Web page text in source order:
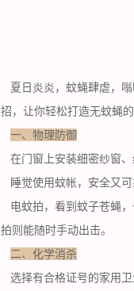
夏日炎炎，蚊蝇肆虐，
招，让你轻松打造无蚊蝇的
一、物理防御
在门窗上安装细密纱窗、
睡觉使用蚊帐，安全又可
电蚊拍，看到蚊子苍蝇
拍则能随时手动出击。
二、化学消杀
选择有合格证号的家用卫